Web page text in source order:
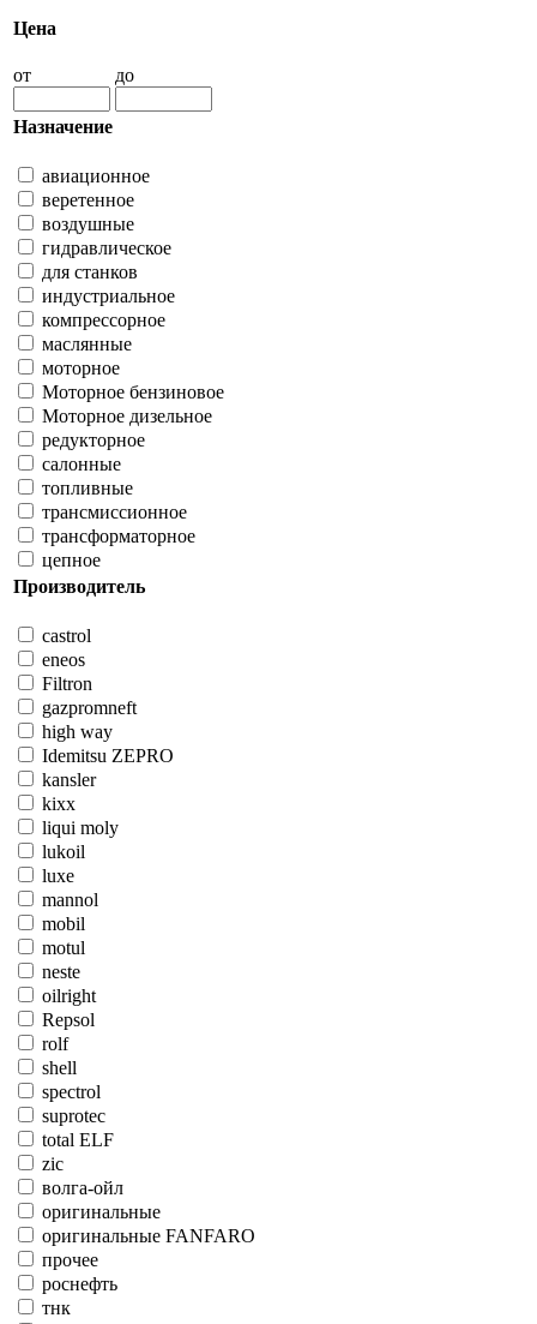
Цена
от до
Назначение
авиационное
веретенное
воздушные
гидравлическое
для станков
индустриальное
компрессорное
маслянные
моторное
Моторное бензиновое
Моторное дизельное
редукторное
салонные
топливные
трансмиссионное
трансформаторное
цепное
Производитель
castrol
eneos
Filtron
gazpromneft
high way
Idemitsu ZEPRO
kansler
kixx
liqui moly
lukoil
luxe
mannol
mobil
motul
neste
oilright
Repsol
rolf
shell
spectrol
suprotec
total ELF
zic
волга-ойл
оригинальные
оригинальные FANFARO
прочее
роснефть
тнк